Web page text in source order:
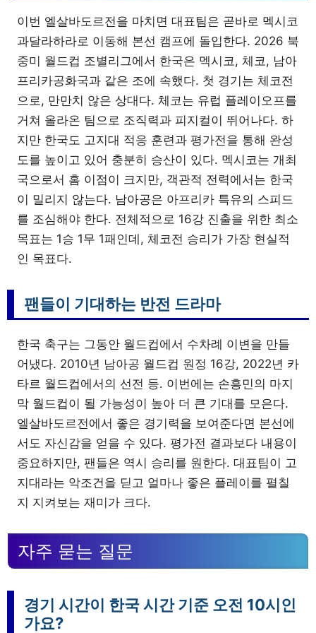
이번 엘살바도르전을 마치면 대표팀은 곧바로 멕시코
과달라하라로 이동해 본선 캠프에 돌입한다. 2026 북
중미 월드컵 조별리그에서 한국은 멕시코, 체코, 남아
프리카공화국과 같은 조에 속했다. 첫 경기는 체코전
으로, 만만치 않은 상대다. 체코는 유럽 플레이오프를
거쳐 올라온 팀으로 조직력과 피지컬이 뛰어나다. 하
지만 한국도 고지대 적응 훈련과 평가전을 통해 완성
도를 높이고 있어 충분히 승산이 있다. 멕시코는 개최
국으로서 홈 이점이 크지만, 객관적 전력에서는 한국
이 밀리지 않는다. 남아공은 아프리카 특유의 스피드
를 조심해야 한다. 전체적으로 16강 진출을 위한 최소
목표는 1승 1무 1패인데, 체코전 승리가 가장 현실적
인 목표다.
팬들이 기대하는 반전 드라마
한국 축구는 그동안 월드컵에서 수차례 이변을 만들
어냈다. 2010년 남아공 월드컵 원정 16강, 2022년 카
타르 월드컵에서의 선전 등. 이번에는 손흥민의 마지
막 월드컵이 될 가능성이 높아 더 큰 기대를 모은다.
엘살바도르전에서 좋은 경기력을 보여준다면 본선에
서도 자신감을 얻을 수 있다. 평가전 결과보다 내용이
중요하지만, 팬들은 역시 승리를 원한다. 대표팀이 고
지대라는 악조건을 딛고 얼마나 좋은 플레이를 펼칠
지 지켜보는 재미가 크다.
자주 묻는 질문
경기 시간이 한국 시간 기준 오전 10시인
가요?